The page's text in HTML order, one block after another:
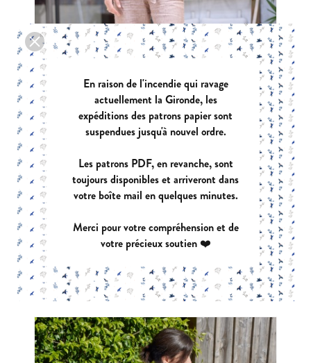
LEGENDE
En raison de l'incendie qui ravage
actuellement la Gironde, les
expéditions des patrons papier sont
suspendues jusqu'à nouvel ordre.
Les patrons PDF, en revanche, sont
toujours disponibles et arriveront dans
votre boîte mail en quelques minutes.
Merci pour votre compréhension et de
votre précieux soutien ❤️